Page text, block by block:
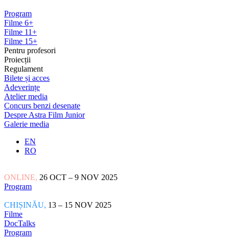
Program
Filme 6+
Filme 11+
Filme 15+
Pentru profesori
Proiecții
Regulament
Bilete și acces
Adeverințe
Atelier media
Concurs benzi desenate
Despre Astra Film Junior
Galerie media
EN
RO
ONLINE, 26 OCT – 9 NOV 2025
Program
CHIȘINĂU, 13 – 15 NOV 2025
Filme
DocTalks
Program